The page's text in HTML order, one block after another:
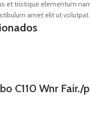
et tristique elementum
amet elit ut volutpat.
C110 Wnr Fair./